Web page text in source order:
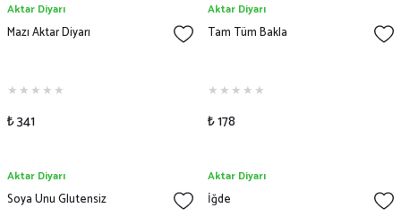
Aktar Diyarı
Mazı Aktar Diyarı
₺ 341
Aktar Diyarı
Tam Tüm Bakla
₺ 178
Aktar Diyarı
Soya Unu Glutensiz
Aktar Diyarı
İğde